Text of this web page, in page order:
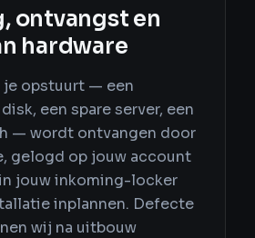
ontvangst en
hardware
je opstuurt — een
een spare server, een
— wordt ontvangen door
gelogd op jouw account
jouw inkoming-locker
inplannen. Defecte
wij na uitbouw